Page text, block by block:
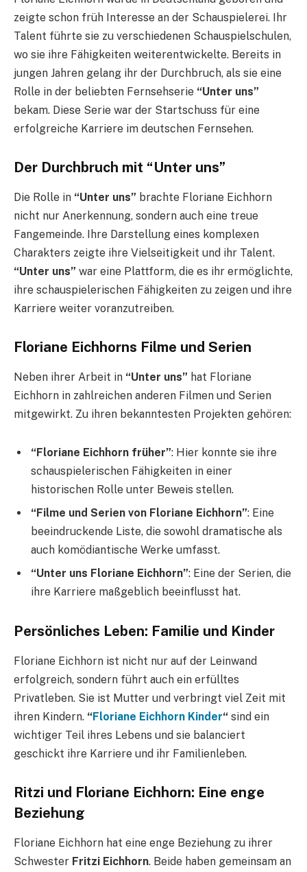
zeigte schon früh Interesse an der Schauspielerei. Ihr
Talent führte sie zu verschiedenen Schauspielschulen,
wo sie ihre Fähigkeiten weiterentwickelte. Bereits in
jungen Jahren gelang ihr der Durchbruch, als sie eine
Rolle in der beliebten Fernsehserie “Unter uns”
bekam. Diese Serie war der Startschuss für eine
erfolgreiche Karriere im deutschen Fernsehen.
Der Durchbruch mit “Unter uns”
Die Rolle in “Unter uns” brachte Floriane Eichhorn
nicht nur Anerkennung, sondern auch eine treue
Fangemeinde. Ihre Darstellung eines komplexen
Charakters zeigte ihre Vielseitigkeit und ihr Talent.
“Unter uns” war eine Plattform, die es ihr ermöglichte,
ihre schauspielerischen Fähigkeiten zu zeigen und ihre
Karriere weiter voranzutreiben.
Floriane Eichhorns Filme und Serien
Neben ihrer Arbeit in “Unter uns” hat Floriane
Eichhorn in zahlreichen anderen Filmen und Serien
mitgewirkt. Zu ihren bekanntesten Projekten gehören:
“Floriane Eichhorn früher”: Hier konnte sie ihre
schauspielerischen Fähigkeiten in einer
historischen Rolle unter Beweis stellen.
“Filme und Serien von Floriane Eichhorn”: Eine
beeindruckende Liste, die sowohl dramatische als
auch komödiantische Werke umfasst.
“Unter uns Floriane Eichhorn”: Eine der Serien, die
ihre Karriere maßgeblich beeinflusst hat.
Persönliches Leben: Familie und Kinder
Floriane Eichhorn ist nicht nur auf der Leinwand
erfolgreich, sondern führt auch ein erfülltes
Privatleben. Sie ist Mutter und verbringt viel Zeit mit
ihren Kindern. “Floriane Eichhorn Kinder“ sind ein
wichtiger Teil ihres Lebens und sie balanciert
geschickt ihre Karriere und ihr Familienleben.
Ritzi und Floriane Eichhorn: Eine enge
Beziehung
Floriane Eichhorn hat eine enge Beziehung zu ihrer
Schwester Fritzi Eichhorn. Beide haben gemeinsam an